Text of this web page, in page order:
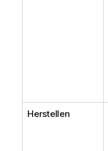
Herstellen